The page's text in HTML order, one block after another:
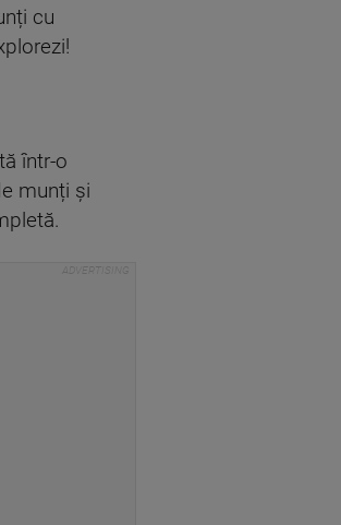
cu
într-o
munți și